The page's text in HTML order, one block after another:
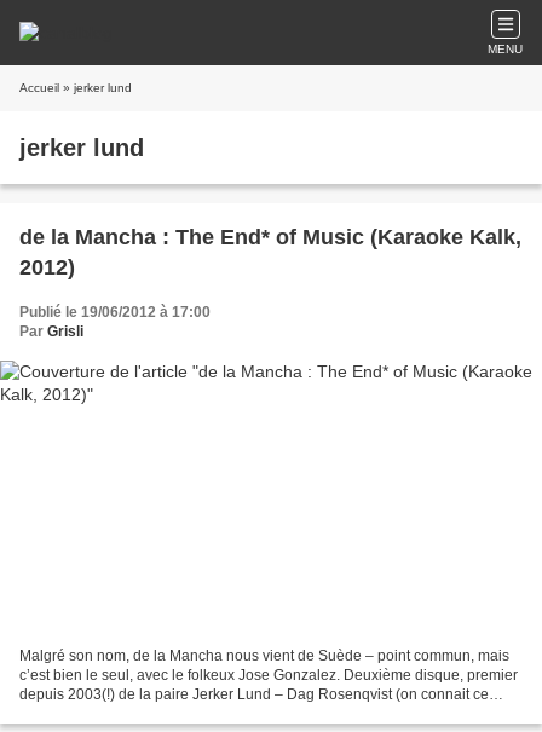
MENU
Accueil » jerker lund
jerker lund
de la Mancha : The End* of Music (Karaoke Kalk,
2012)
Publié le 19/06/2012 à 17:00
Par Grisli
Malgré son nom, de la Mancha nous vient de Suède – point commun, mais
c’est bien le seul, avec le folkeux Jose Gonzalez. Deuxième disque, premier
depuis 2003(!) de la paire Jerker Lund – Dag Rosenqvist (on connait ce